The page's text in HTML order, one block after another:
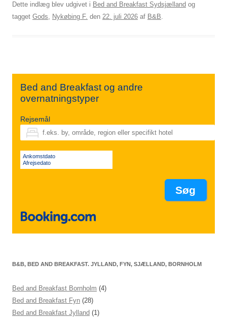
Dette indlæg blev udgivet i Bed and Breakfast Sydsjælland og
tagget Gods, Nykøbing F. den 22. juli 2026 af B&B.
Bed and Breakfast og andre
overnatningstyper
Rejsemål
Ankomstdato
Afrejsedato
B&B, BED AND BREAKFAST. JYLLAND, FYN, SJÆLLAND, BORNHOLM
Bed and Breakfast Bornholm (4)
Bed and Breakfast Fyn (28)
Bed and Breakfast Jylland (1)